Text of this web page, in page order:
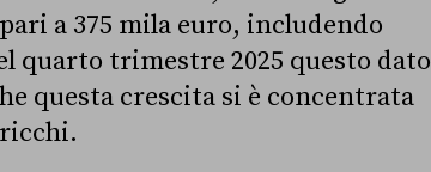
a 375 mila euro, includendo
quarto trimestre 2025 questo dato
questa crescita si è concentrata